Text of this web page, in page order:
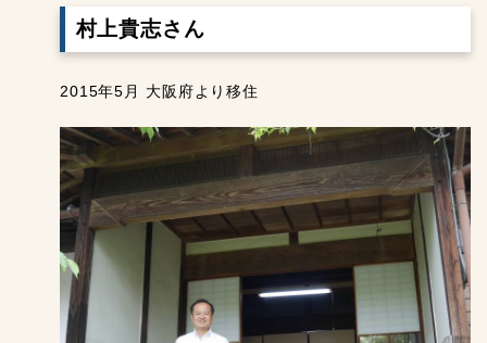
村上貴志さん
2015年5月 大阪府より移住